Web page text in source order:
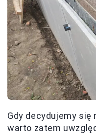
Gdy decydujemy
warto zatem